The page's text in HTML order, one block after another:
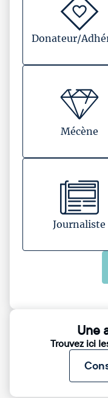
Donateur/
Mécène
Journaliste
Une
Trouvez ici